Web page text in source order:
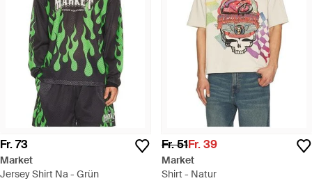
Fr. 73
Market
Jersey Shirt Na - Grün
Fr. 51Fr. 39
Market
Shirt - Natur